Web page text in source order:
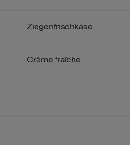
Ziegenfrischkäse
Crème fraîche